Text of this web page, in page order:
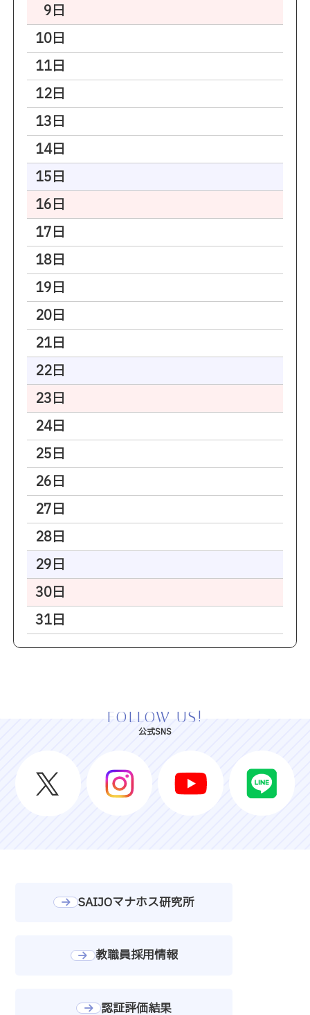
9日
10日
11日
12日
13日
14日
15日
16日
17日
18日
19日
20日
21日
22日
23日
24日
25日
26日
27日
28日
29日
30日
31日
FOLLOW US!
公式SNS
SAIJOマナホス研究所
教職員採用情報
認証評価結果